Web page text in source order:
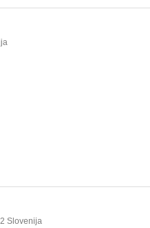
Slovenija